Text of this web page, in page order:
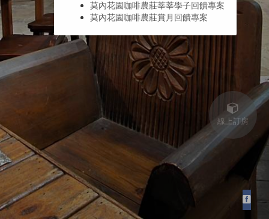
線上訂房
莫內花園咖啡農莊莘莘學子回饋專案
莫內花園咖啡農莊賞月回饋專案